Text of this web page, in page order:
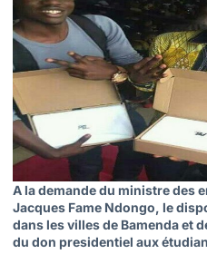
A la demande du ministre des
Jacques Fame Ndongo, le
dans les villes de Bamenda et
du don presidentiel aux